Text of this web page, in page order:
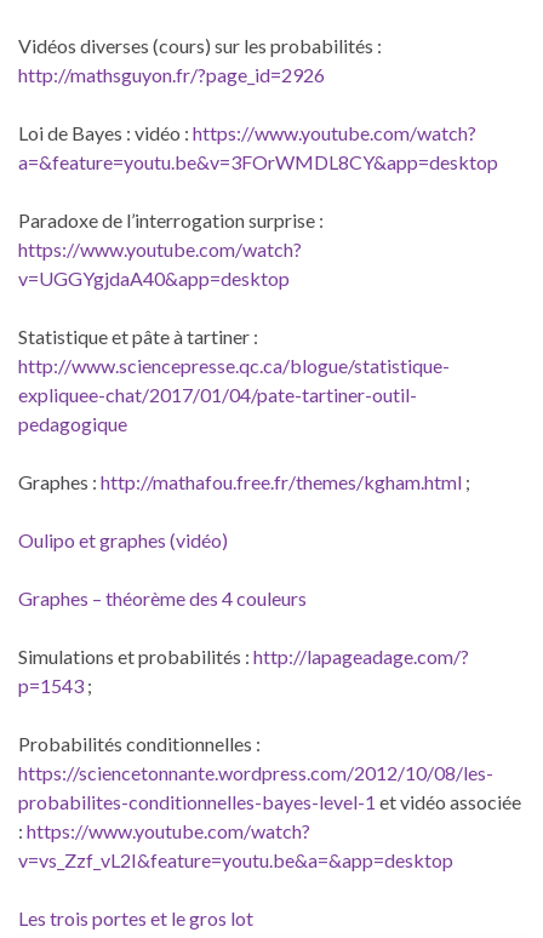
Vidéos diverses (cours) sur les probabilités :
http://mathsguyon.fr/?page_id=2926
Loi de Bayes : vidéo : https://www.youtube.com/watch?
a=&feature=youtu.be&v=3FOrWMDL8CY&app=desktop
Paradoxe de l’interrogation surprise :
https://www.youtube.com/watch?
v=UGGYgjdaA40&app=desktop
Statistique et pâte à tartiner :
http://www.sciencepresse.qc.ca/blogue/statistique-
expliquee-chat/2017/01/04/pate-tartiner-outil-
pedagogique
Graphes : http://mathafou.free.fr/themes/kgham.html ;
Oulipo et graphes (vidéo)
Graphes – théorème des 4 couleurs
Simulations et probabilités : http://lapageadage.com/?
p=1543 ;
Probabilités conditionnelles :
https://sciencetonnante.wordpress.com/2012/10/08/les-
probabilites-conditionnelles-bayes-level-1 et vidéo associée
: https://www.youtube.com/watch?
v=vs_Zzf_vL2I&feature=youtu.be&a=&app=desktop
Les trois portes et le gros lot